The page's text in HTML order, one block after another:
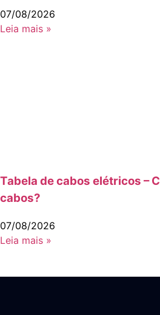
07/08/2026
Leia mais »
Tabela de cabos elétricos –
cabos?
07/08/2026
Leia mais »